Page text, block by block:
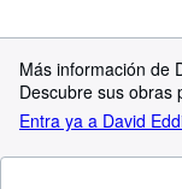
Más información de
Descubre sus obras
Entra ya a David